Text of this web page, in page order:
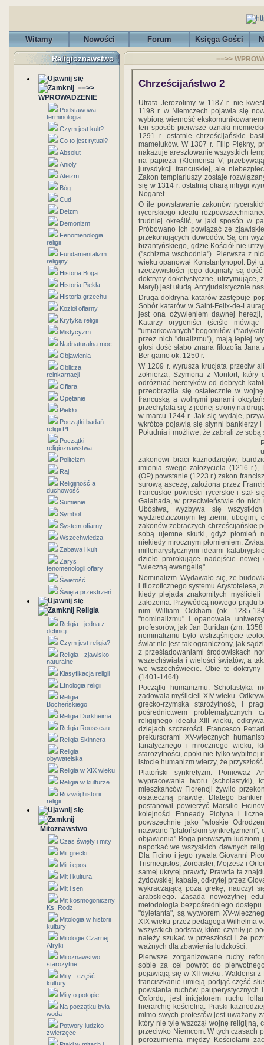
Witamy Nowości Forum Księga Gości
Religioznawstwo
==>>
WPROWADZENIE
Podstawowa
terminologia
Czym jest kult?
Co to jest rytuał?
Absolut
Anioły
Ateizm
Bóg
Cud
Deizm
Demonizm
Fenomenologia
religii
Fundamentalizm
religijny
Historia Boga
Historia Piekła
Historia grzechu
Kozioł ofiarny
Krytyka religii
Mistycyzm
Nadnaturalna moc
Objawienia
Oblicza
reinkarnacji
Ofiara
Opętanie
Piekło
Początki badań
religii PL
Początki
religioznawstwa
Politeizm
Raj
Religijność a
duchowość
Sumienie
Symbol
System ofiarny
Wszechwiedza
Zabawa i kult
Zarys
fenomenologii ofiary
Świetość
Święta przestrzeń
Religia
Religia - jedna z
definicji
Czym jest religia?
Religia - zjawisko
naturalne
Klasyfikacja religii
Etnologia religii
Religia
Bocheńskiego
Religia Durkheima
Religia Rousseau
Religia Skinnera
Religia
obywatelska
Religia w XIX wieku
Religia w kulturze
Rozwój historii
religii
Mitoznawstwo
Czas święty i mity
Mit grecki
Mit i epos
Mit i kultura
Mit i sen
Mit kosmogoniczny
Ks. Rodz.
Mitologia w historii
kultury
Mitologie Czarnej
Afryki
Mitoznawstwo
starożytne
Mity - część
kultury
Mity o potopie
Na początku była
woda
Potwory ludzko-
zwierzęce
==>>
Chrześcijaństwo 2
Utrata Jerozolimy w 1187 r. nie
1198 r. w Niemczech pojawia się
wybiorą wierność
ten sposób pierwsze oznaki
1291 r. ostatnie chrześcijańskie
mameluków. W 1307 r. Filip Piękny,
nakazuje aresztowanie wszystkich
na papieża (Klemensa V,
jurysdykcji francuskiej, ale
Zakon templariuszy zostaje
się w 1314 r. ostatnią ofiarą intrygi
Nogaret.
O ile powstawanie zakonów
rycerskiego ideału
trudniej określić, w jaki sposób w
Próbowano ich powiązać ze
przekonujących dowodów. Są oni
bizantyńskiego, gdzie Kościół nie
("schizma wschodnia"). Pierwsza z
wieku opanował Konstantynopol.
rzeczywistości jego dogmaty są
doktryny doketystyczne, utrzymujące,
Maryi) jest ułudą. Antyjudaistycznie
Druga doktryna katarów zastępuje
Sobór katarów w Saint-Felix-de-
jest ona ożywieniem dawnej
Katarzy orygeniści (ściśle
"umiarkowanych" bogomiłów
przez nich "dualizmu"), mają lepiej
głosi dość słabo znana filozofia
Ber gamo ok. 1250 r.
W 1209 r. wyrusza krucjata przeciw
żołnierza, Szymona z Monfort,
odróżniać heretyków od dobrych
przeobraziła się ostatecznie w
francuską a wolnymi panami
przechylała się z jednej strony na
w marcu 1244 r. Jak się wydaje,
wkrótce pojawią się słynni bankierzy
Południa i możliwe, że zabrali ze
zakonowi braci kaznodziejów,
imienia swego założyciela (1216 r.),
(OP) powstanie (1223 r.) zakon
surową ascezę, założona przez
francuskie powieści rycerskie i stał
Galahada, w przeciwieństwie do
Ubóstwa, wyzbywa się
wydziedziczonym tej ziemi, ubogim,
zakonów żebraczych chrześcijańskie
sobą ujemne skutki, gdyż płomień
niekiedy mrocznym płomieniem.
millenarystycznymi ideami
dzieło prorokujące nadejście
"wieczną ewangelią".
Nominalizm. Wydawało się, że
i filozoficznego systemu Arystotelesa,
kiedy plejada znakomitych
założenia. Przywódcą nowego prądu
nim William Ockham (ok. 1285-
"nominalizmu" i opanowała
profesorów, jak Jan Buridan (zm. 1358
nominalizmu było wstrząśnięcie
świat nie jest tak ograniczony, jak
z prześladowaniami środowiskach
wszechświata i wielości światów, a
we wszechświecie. Obie te doktryny
(1401-1464).
Początki humanizmu. Scholastyka
zadowala myślicieli XIV wieku.
grecko-rzymska starożytność, i
pośrednictwem problematycznych
religijnego ideału XIII wieku,
dziejach szczerości. Francesco
prekursorami XV-wiecznych
fanatycznego i mrocznego wieku,
starożytności, epoki nie tylko wybitnej
istocie humanizm wierzy, że
Platoński synkretyzm. Ponieważ
wypracowania tworu (scholastyki),
mieszkańców Florencji żywiło
ostateczną prawdę. Dlatego
postanowił powierzyć Marsilio
kolejności Enneady Plotyna i
powszechnie jako "włoskie
nazwano "platońskim
objawienia" Boga pierwszym
napotkać we wszystkich dawnych
Dla Ficino i jego rywala Giovanni
Trismegistos, Zoroaster, Mojżesz i
samej ukrytej prawdy. Prawda ta
żydowskiej kabale, odkrytej przez
wykraczającą poza grekę, nauczył
arabskiego. Zasada nowożytnej
metodologia bezpośredniego
"dyletanta", są wytworem XV-
XIX wieku przez pedagoga Wilhelma
wszystkich podstaw, które czyniły je
należy szukać w przeszłości i że
ważnych dla zbawienia ludzkości.
Pierwsze zorganizowane ruchy
sobie za cel powrót do
pojawiają się w XII wieku. Waldensi
franciszkanie umieją podjąć część
powstania ruchów pauperystycznych
Oxfordu, jest inicjatorem ruchu
hierarchię kościelną. Praski
mimo swych protestów jest uważany
który nie tyle wszczął wojnę religijną,
przeciwko Niemcom. W tych czasach
porozumienia między Kościołami